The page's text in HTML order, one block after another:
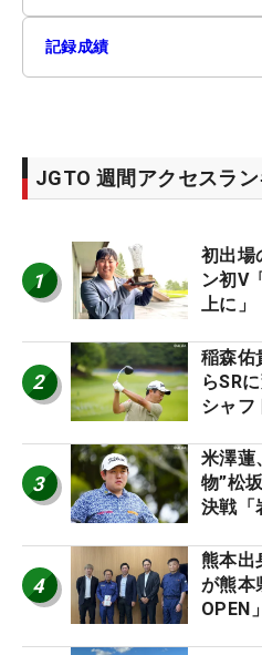
記録成績
JGTO 週間アクセスラ
1
初出場
ン初V
上に」
2
稲森佑
らSR
シャフ
ーのヒ
3
米澤蓮
物”松
決戦「
4
熊本出
が熊
OPEN